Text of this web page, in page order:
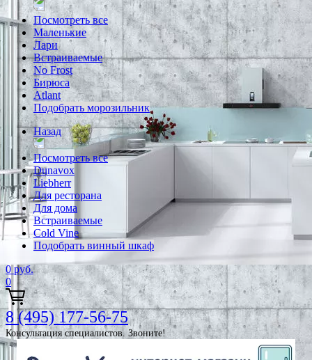
Посмотреть все
Маленькие
Лари
Встраиваемые
No Frost
Бирюса
Atlant
Подобрать морозильник
Назад
Посмотреть все
Dunavox
Liebherr
Для ресторана
Для дома
Встраиваемые
Cold Vine
Подобрать винный шкаф
0 руб.
0
8 (495) 177-56-75
Консультация специалистов. Звоните!